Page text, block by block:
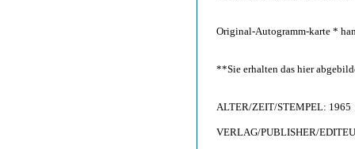
Original-Autogramm-karte *
**Sie erhalten das hier
ALTER/ZEIT/STEMPEL: 1965
VERLAG/PUBLISHER/